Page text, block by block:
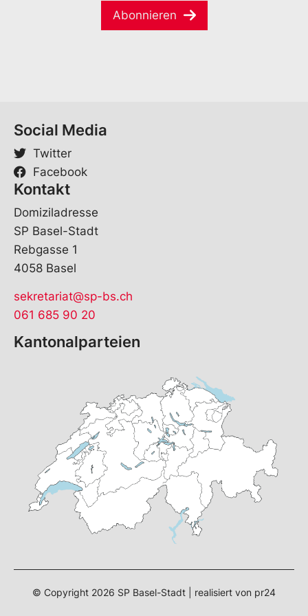
-
Abonnieren
Social Media
Twitter
Facebook
Kontakt
Domiziladresse
SP Basel-Stadt
Rebgasse 1
4058 Basel
sekretariat@sp-bs.ch
061 685 90 20
Kantonalparteien
© Copyright 2026 SP Basel-Stadt | realisiert von pr24